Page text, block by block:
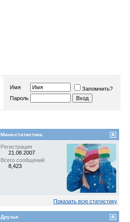
Имя
Запомнить?
Пароль
Мини-статистика
Регистрация
21.08.2007
Всего сообщений
8,423
Показать всю статистику
Друзья